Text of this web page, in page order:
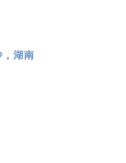
，湖南